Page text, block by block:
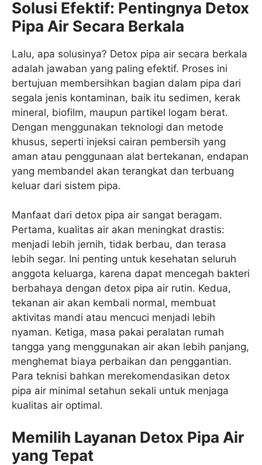
Solusi Efektif: Pentingnya Detox
Pipa Air Secara Berkala
Lalu, apa solusinya? Detox pipa air secara berkala
adalah jawaban yang paling efektif. Proses ini
bertujuan membersihkan bagian dalam pipa dari
segala jenis kontaminan, baik itu sedimen, kerak
mineral, biofilm, maupun partikel logam berat.
Dengan menggunakan teknologi dan metode
khusus, seperti injeksi cairan pembersih yang
aman atau penggunaan alat bertekanan, endapan
yang membandel akan terangkat dan terbuang
keluar dari sistem pipa.
Manfaat dari detox pipa air sangat beragam.
Pertama, kualitas air akan meningkat drastis:
menjadi lebih jernih, tidak berbau, dan terasa
lebih segar. Ini penting untuk kesehatan seluruh
anggota keluarga, karena dapat mencegah bakteri
berbahaya dengan detox pipa air rutin. Kedua,
tekanan air akan kembali normal, membuat
aktivitas mandi atau mencuci menjadi lebih
nyaman. Ketiga, masa pakai peralatan rumah
tangga yang menggunakan air akan lebih panjang,
menghemat biaya perbaikan dan penggantian.
Para teknisi bahkan merekomendasikan detox
pipa air minimal setahun sekali untuk menjaga
kualitas air optimal.
Memilih Layanan Detox Pipa Air
yang Tepat